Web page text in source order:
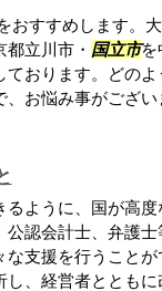
おすすめします。
立川市・ 国立市を
おります。どのよ
お悩み事がござい
ように、国が高度
公認会計士、弁護士
支援を行うことが
、経営者ととも